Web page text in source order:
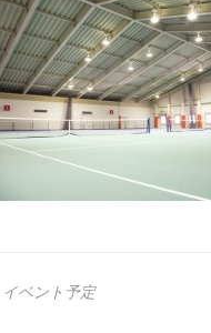
イベント予定